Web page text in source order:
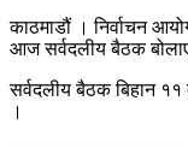
काठमाडौं । निर्वाचन
आज सर्वदलीय बैठक
सर्वदलीय बैठक बिहान ११
।